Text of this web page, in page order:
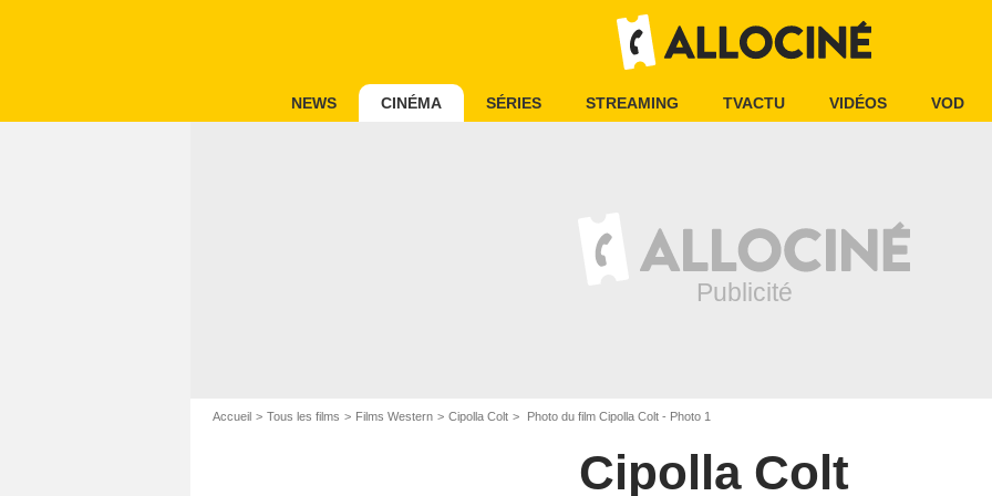
NEWS CINÉMA SÉRIES STREAMING TVACTU VIDÉOS VOD
Accueil Tous les films Films Western Cipolla Colt Photo du film Cipolla Colt - Photo 1
Cipolla Colt